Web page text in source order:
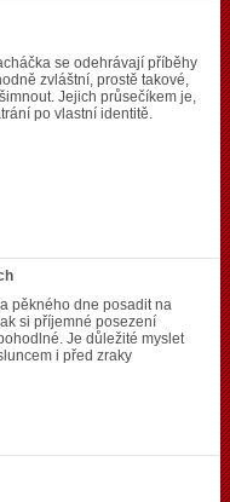
se odehrávají příběhy
zvláštní, prostě takové,
Jejich průsečíkem je,
po vlastní identitě.
pěkného dne posadit na
si příjemné posezení
Je důležité myslet
i před zraky